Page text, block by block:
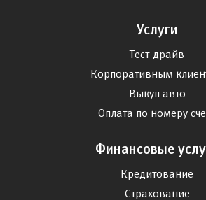
Услуги
Тест-драйв
Корпоративным
Выкуп авто
Оплата по номеру
Финансовые
Кредитование
Страхование